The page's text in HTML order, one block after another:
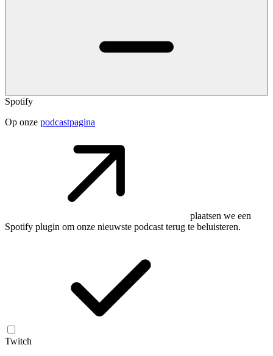
Spotify
Op onze podcastpagina
plaatsen we een
Spotify plugin om onze nieuwste podcast terug te beluisteren.
Twitch